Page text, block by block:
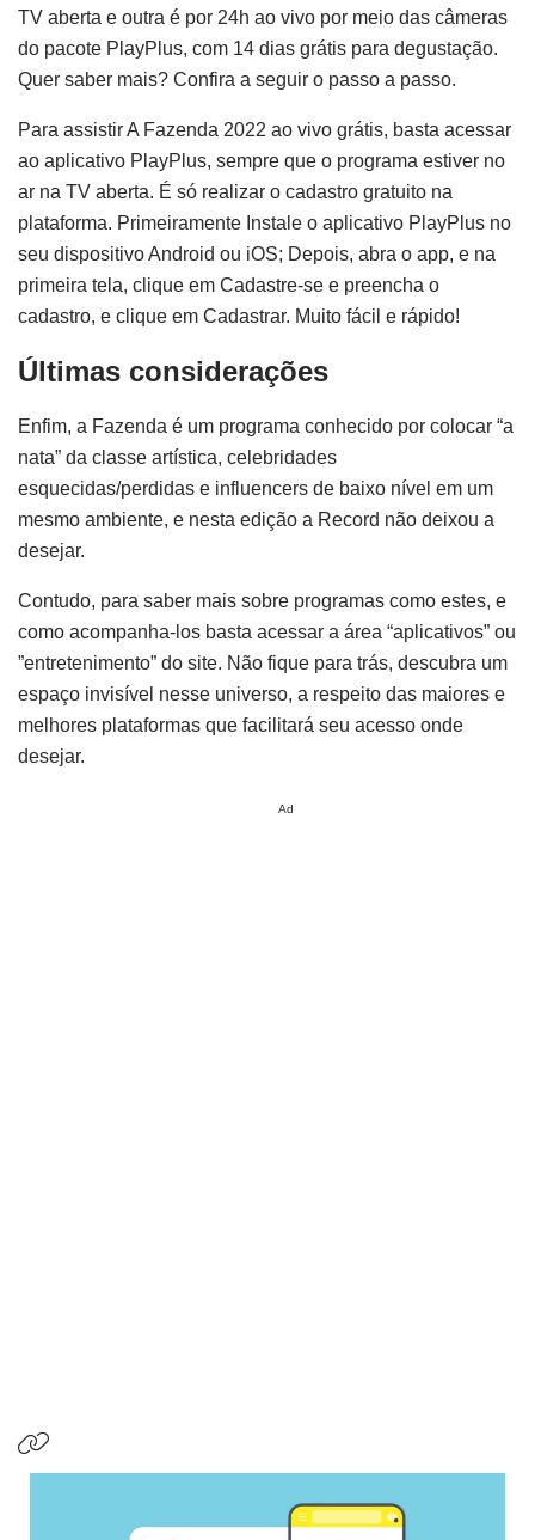
TV aberta e outra é por 24h ao vivo por meio das câmeras
do pacote PlayPlus, com 14 dias grátis para degustação.
Quer saber mais? Confira a seguir o passo a passo.
Para assistir A Fazenda 2022 ao vivo grátis, basta acessar
ao aplicativo PlayPlus, sempre que o programa estiver no
ar na TV aberta. É só realizar o cadastro gratuito na
plataforma. Primeiramente Instale o aplicativo PlayPlus no
seu dispositivo Android ou iOS; Depois, abra o app, e na
primeira tela, clique em Cadastre-se e preencha o
cadastro, e clique em Cadastrar. Muito fácil e rápido!
Últimas considerações
Enfim, a Fazenda é um programa conhecido por colocar “a
nata” da classe artística, celebridades
esquecidas/perdidas e influencers de baixo nível em um
mesmo ambiente, e nesta edição a Record não deixou a
desejar.
Contudo, para saber mais sobre programas como estes, e
como acompanha-los basta acessar a área “aplicativos” ou
”entretenimento” do site. Não fique para trás, descubra um
espaço invisível nesse universo, a respeito das maiores e
melhores plataformas que facilitará seu acesso onde
desejar.
Ad